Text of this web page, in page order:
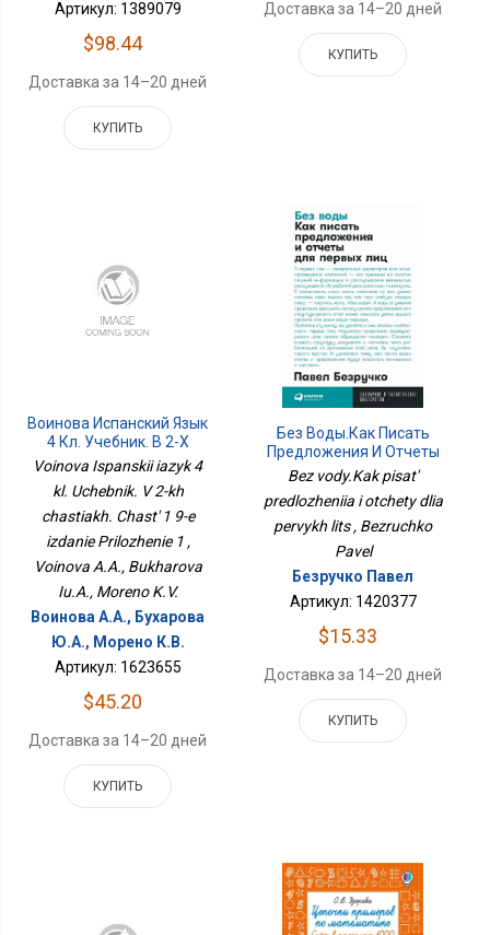
Артикул: 1389079
$98.44
Доставка за 14–20 дней
КУПИТЬ
Доставка за 14–20 дней
КУПИТЬ
Воинова Испанский Язык
4 Кл. Учебник. В 2-Х
Частях. Часть 1 9-Е
Издание Приложение 1
Voinova Ispanskii iazyk 4
kl. Uchebnik. V 2-kh
chastiakh. Chast' 1 9-e
izdanie Prilozhenie 1 ,
Voinova A.A., Bukharova
Iu.A., Moreno K.V.
Воинова А.А., Бухарова
Ю.А., Морено К.В.
Артикул: 1623655
$45.20
Доставка за 14–20 дней
КУПИТЬ
Без Воды.Как Писать
Предложения И Отчеты
Для Первых Лиц
Bez vody.Kak pisat'
predlozheniia i otchety dlia
pervykh lits , Bezruchko
Pavel
Безручко Павел
Артикул: 1420377
$15.33
Доставка за 14–20 дней
КУПИТЬ